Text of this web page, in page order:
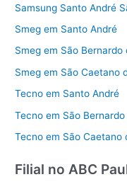
Samsung Santo André
Smeg em Santo André
Smeg em São Bernardo
Smeg em São Caetano
Tecno em Santo André
Tecno em São
Tecno em São Caetano
Filial no ABC